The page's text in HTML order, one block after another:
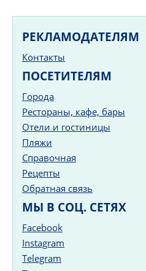
РЕКЛАМОДАТЕЛЯМ
Контакты
ПОСЕТИТЕЛЯМ
Города
Рестораны, кафе, бары
Отели и гостиницы
Пляжи
Справочная
Рецепты
Обратная связь
МЫ В СОЦ. СЕТЯХ
Facebook
Instagram
Telegram